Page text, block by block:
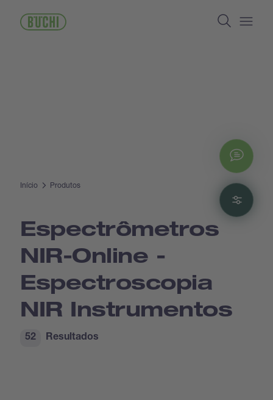
Search
Início Produtos
Espectrômetros
NIR-Online -
Espectroscopia
NIR Instrumentos
Resultados
52